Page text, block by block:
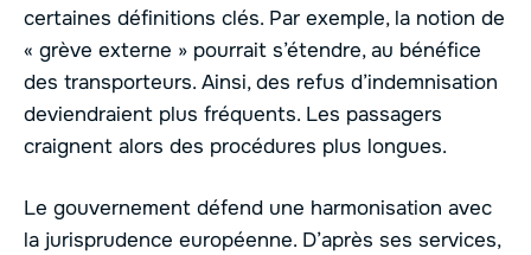
certaines définitions clés. Par exemple, la notion de
« grève externe » pourrait s’étendre, au bénéfice
des transporteurs. Ainsi, des refus d’indemnisation
deviendraient plus fréquents. Les passagers
craignent alors des procédures plus longues.
Le gouvernement défend une harmonisation avec
la jurisprudence européenne. D’après ses services,